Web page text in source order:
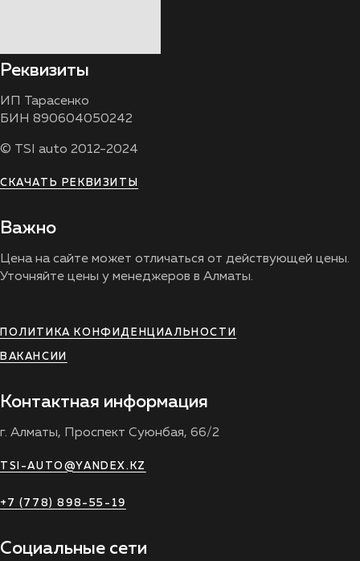
Реквизиты
ИП Тарасенко
БИН 890604050242
© TSI auto 2012-2024
СКАЧАТЬ РЕКВИЗИТЫ
Важно
Цена на сайте может отличаться от действующей цены.
Уточняйте цены у менеджеров в Алматы.
ПОЛИТИКА КОНФИДЕНЦИАЛЬНОСТИ
ВАКАНСИИ
Контактная информация
г. Алматы, Проспект Суюнбая, 66/2
TSI-AUTO@YANDEX.KZ
+7 (778) 898-55-19
Социальные сети